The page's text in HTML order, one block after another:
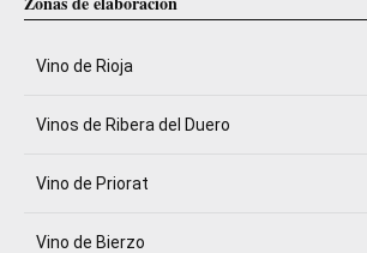
Vino de Rioja
Vinos de Ribera del Duero
Vino de Priorat
Vino de Bierzo